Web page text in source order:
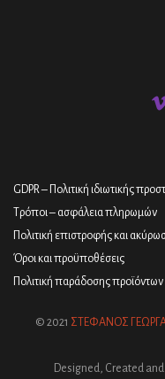
GDPR – Πολιτική ιδιωτικής
Τρόποι – ασφάλεια πληρωμών
Πολιτική επιστροφής και
Όροι και προϋποθέσεις
Πολιτική παράδοσης προϊόντων
© 2021 ΣΤΕΦΑΝΟΣ
Designed, Created